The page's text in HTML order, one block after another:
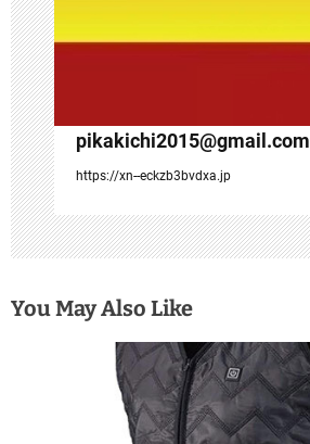
pikakichi2015@gmail.com
https://xn--eckzb3bvdxa.jp
You May Also Like